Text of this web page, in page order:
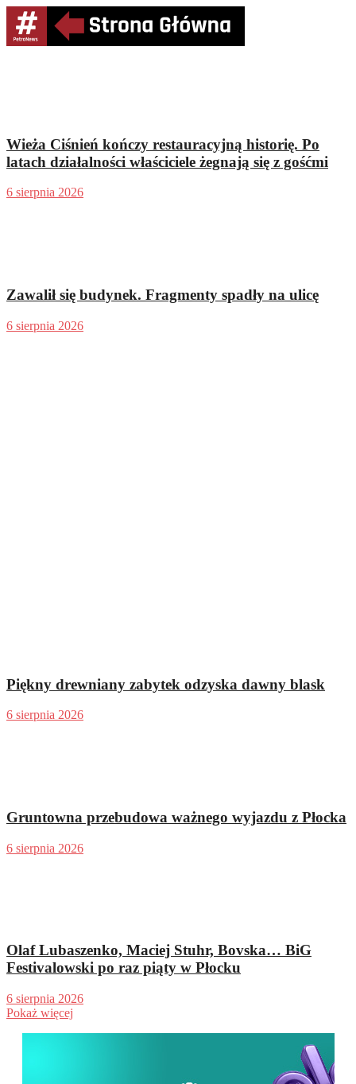
Wieża Ciśnień kończy restauracyjną historię. Po
latach działalności właściciele żegnają się z gośćmi
6 sierpnia 2026
Zawalił się budynek. Fragmenty spadły na ulicę
6 sierpnia 2026
Piękny drewniany zabytek odzyska dawny blask
6 sierpnia 2026
Gruntowna przebudowa ważnego wyjazdu z Płocka
6 sierpnia 2026
Olaf Lubaszenko, Maciej Stuhr, Bovska… BiG
Festivalowski po raz piąty w Płocku
6 sierpnia 2026
Pokaż więcej